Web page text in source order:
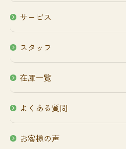
サービス
スタッフ
在庫一覧
よくある質問
お客様の声